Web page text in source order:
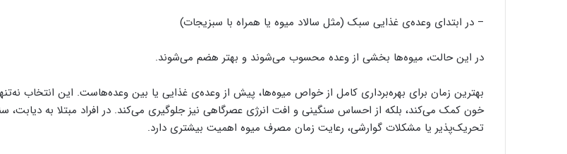
– در ابتدای وعده‌ی غذایی سبک (مثل سالاد میوه یا همراه با سبزیجات)
در این حالت، میوه‌ها بخشی از وعده محسوب می‌شوند و بهتر هضم می‌شوند.
بهترین زمان برای بهره‌برداری کامل از خواص میوه‌ها، پیش از وعده‌ی غذایی یا بین وعده‌هاست. این انتخاب
خون کمک می‌کند، بلکه از احساس سنگینی و افت انرژی عصرگاهی نیز جلوگیری می‌کند. در افراد مبتلا به دیابت،
تحریک‌پذیر یا مشکلات گوارشی، رعایت زمان مصرف میوه اهمیت بیشتری دارد.